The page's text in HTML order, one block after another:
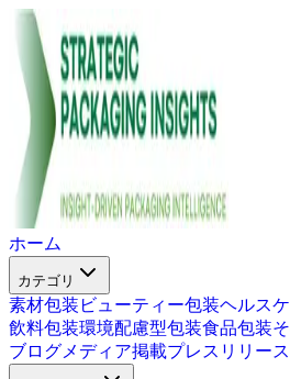
ホーム
カテゴリ
素材包装 ビューティー包装ヘルス
飲料包装環境配慮型包装食品包装
ブログメディア掲載プレスリリース